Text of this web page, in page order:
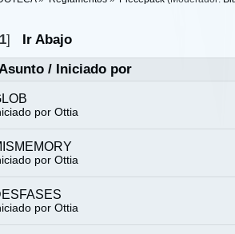
1]
Ir Abajo
/ Iniciado por
por Ottia
por Ottia
por Ottia